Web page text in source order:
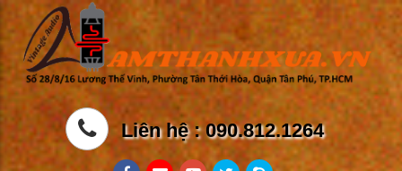
Liên hệ : 090.812.1264